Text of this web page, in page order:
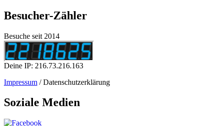
Besucher-Zähler
Besuche seit 2014
Deine IP: 216.73.216.163
Impressum / Datenschutzerklärung
Soziale Medien